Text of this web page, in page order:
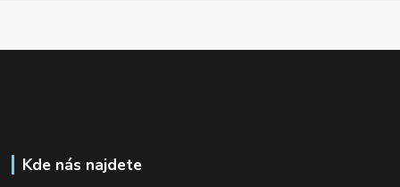
Kde nás najdete